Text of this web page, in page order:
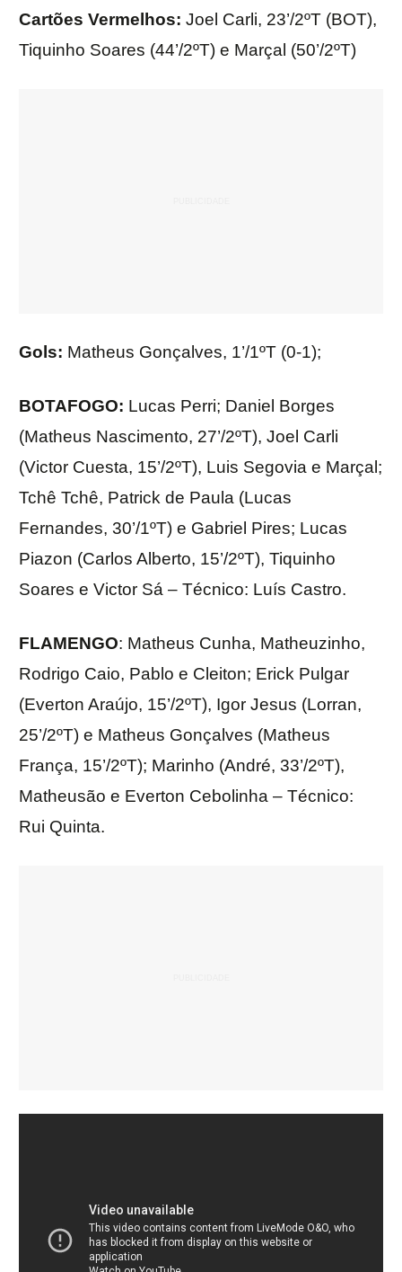
Cartões Vermelhos: Joel Carli, 23’/2ºT (BOT),
Tiquinho Soares (44’/2ºT) e Marçal (50’/2ºT)
Gols: Matheus Gonçalves, 1’/1ºT (0-1);
BOTAFOGO: Lucas Perri; Daniel Borges
(Matheus Nascimento, 27’/2ºT), Joel Carli
(Victor Cuesta, 15’/2ºT), Luis Segovia e Marçal;
Tchê Tchê, Patrick de Paula (Lucas
Fernandes, 30’/1ºT) e Gabriel Pires; Lucas
Piazon (Carlos Alberto, 15’/2ºT), Tiquinho
Soares e Victor Sá – Técnico: Luís Castro.
FLAMENGO: Matheus Cunha, Matheuzinho,
Rodrigo Caio, Pablo e Cleiton; Erick Pulgar
(Everton Araújo, 15’/2ºT), Igor Jesus (Lorran,
25’/2ºT) e Matheus Gonçalves (Matheus
França, 15’/2ºT); Marinho (André, 33’/2ºT),
Matheusão e Everton Cebolinha – Técnico:
Rui Quinta.